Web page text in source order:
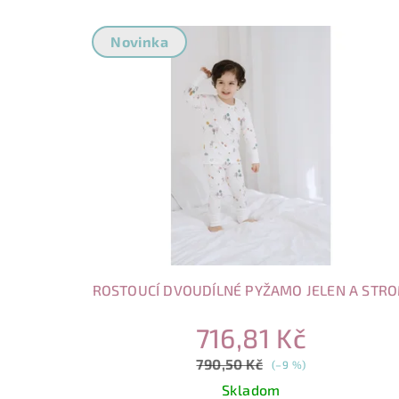
Novinka
ROSTOUCÍ DVOUDÍLNÉ PYŽAMO JELEN A
716,81 Kč
790,50 Kč (–9 %)
Skladom